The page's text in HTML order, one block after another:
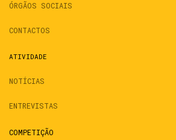
ÓRGÃOS SOCIAIS
CONTACTOS
ATIVIDADE
NOTÍCIAS
ENTREVISTAS
COMPETIÇÃO